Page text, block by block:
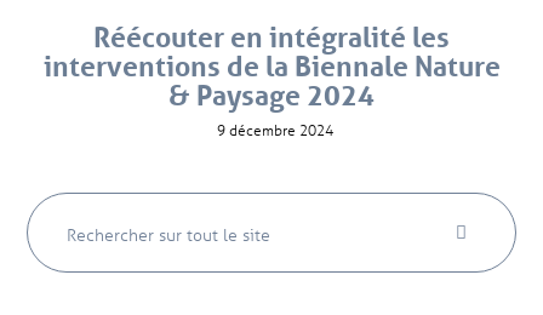
Réécouter en intégralité les
interventions de la Biennale Nature
& Paysage 2024
9 décembre 2024